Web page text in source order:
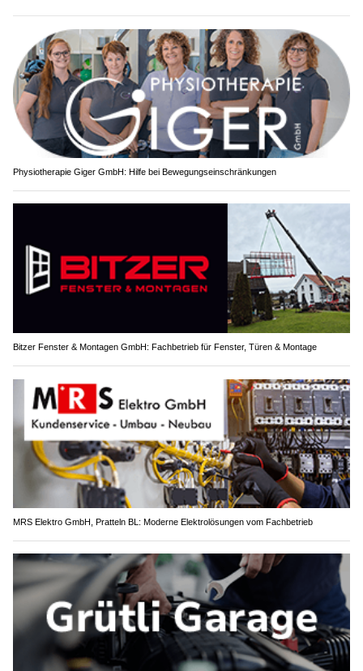
Physiotherapie Giger GmbH: Hilfe bei Bewegungseinschränkungen
Bitzer Fenster & Montagen GmbH: Fachbetrieb für Fenster, Türen & Montage
MRS Elektro GmbH, Pratteln BL: Moderne Elektrolösungen vom Fachbetrieb